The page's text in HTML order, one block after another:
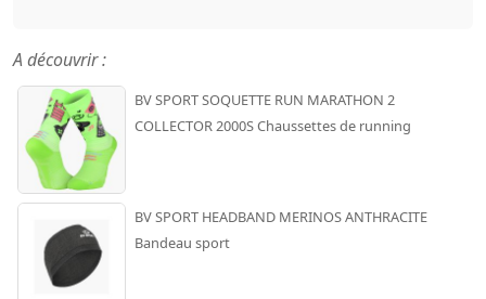
A découvrir :
BV SPORT SOQUETTE RUN MARATHON 2
COLLECTOR 2000S Chaussettes de running
BV SPORT HEADBAND MERINOS ANTHRACITE
Bandeau sport